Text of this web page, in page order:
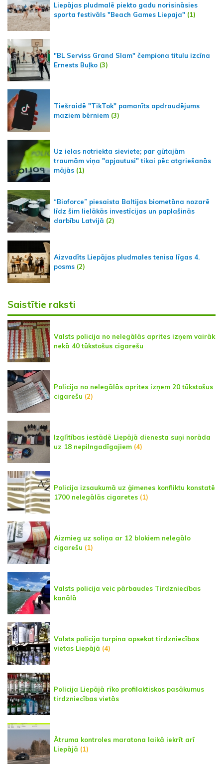
Liepājas pludmalē piekto gadu norisināsies
sporta festivāls "Beach Games Liepaja" (1)
"BL Serviss Grand Slam" čempiona titulu izcīna
Ernests Buļko (3)
Tiešraidē "TikTok" pamanīts apdraudējums
maziem bērniem (3)
Uz ielas notriekta sieviete; par gūtajām
traumām viņa "apjautusi" tikai pēc atgriešanās
mājās (1)
“Bioforce” piesaista Baltijas biometāna nozarē
līdz šim lielākās investīcijas un paplašinās
darbību Latvijā (2)
Aizvadīts Liepājas pludmales tenisa līgas 4.
posms (2)
Saistītie raksti
Valsts policija no nelegālās aprites izņem vairāk
nekā 40 tūkstošus cigarešu
Policija no nelegālās aprites izņem 20 tūkstošus
cigarešu (2)
Izglītības iestādē Liepājā dienesta suņi norāda
uz 18 nepilngadīgajiem (4)
Policija izsaukumā uz ģimenes konfliktu konstatē
1700 nelegālās cigaretes (1)
Aizmieg uz soliņa ar 12 blokiem nelegālo
cigarešu (1)
Valsts policija veic pārbaudes Tirdzniecības
kanālā
Valsts policija turpina apsekot tirdzniecības
vietas Liepājā (4)
Policija Liepājā rīko profilaktiskos pasākumus
tirdzniecības vietās
Ātruma kontroles maratona laikā iekrīt arī
Liepājā (1)